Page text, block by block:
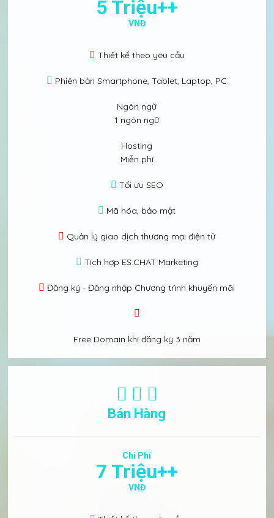
5 Triệu++
VNĐ
Thiết kế theo yêu cầu
Phiên bản Smartphone, Tablet, Laptop, PC
Ngôn ngữ
1 ngôn ngữ
Hosting
Miễn phí
Tối ưu SEO
Mã hóa, bảo mật
Quản lý giao dịch thương mại điện tử
Tích hợp ES.CHAT Marketing
Đăng ký - Đăng nhập Chương trình khuyến mãi
Free Domain khi đăng ký 3 năm
Bán Hàng
Chi Phí
7 Triệu++
VNĐ